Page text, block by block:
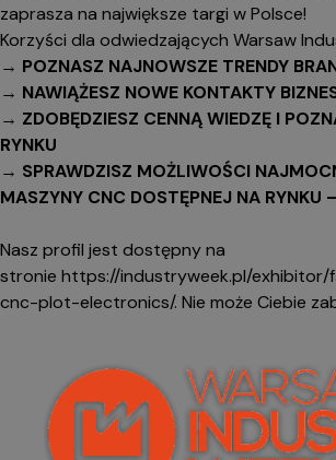
zaprasza na największe targi w Polsce!
Korzyści dla odwiedzających Warsaw
→ POZNASZ NAJNOWSZE TRENDY
→ NAWIĄŻESZ NOWE KONTAKTY
→ ZDOBĘDZIESZ CENNĄ WIEDZĘ I
RYNKU
→ SPRAWDZISZ MOŻLIWOŚCI
MASZYNY CNC DOSTĘPNEJ NA RYNKU
Nasz profil jest dostępny na
stronie https://industryweek.pl/
cnc-plot-electronics/. Nie może Ciebie